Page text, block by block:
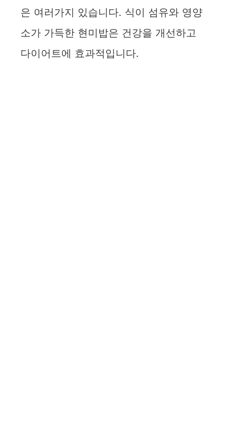
은 여러가지 있습니다. 식이 섬유와 영양
소가 가득한 현미밥은 건강을 개선하고
다이어트에 효과적입니다.